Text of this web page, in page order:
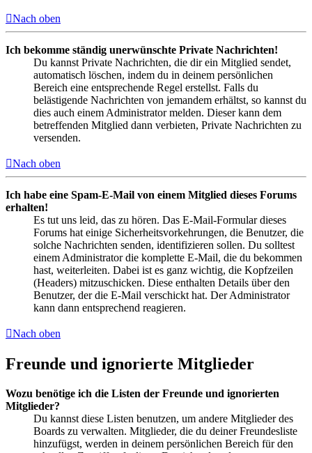
Nach oben
Ich bekomme ständig unerwünschte Private Nachrichten!
Du kannst Private Nachrichten, die dir ein Mitglied sendet,
automatisch löschen, indem du in deinem persönlichen
Bereich eine entsprechende Regel erstellst. Falls du
belästigende Nachrichten von jemandem erhältst, so kannst du
dies auch einem Administrator melden. Dieser kann dem
betreffenden Mitglied dann verbieten, Private Nachrichten zu
versenden.
Nach oben
Ich habe eine Spam-E-Mail von einem Mitglied dieses Forums
erhalten!
Es tut uns leid, das zu hören. Das E-Mail-Formular dieses
Forums hat einige Sicherheitsvorkehrungen, die Benutzer, die
solche Nachrichten senden, identifizieren sollen. Du solltest
einem Administrator die komplette E-Mail, die du bekommen
hast, weiterleiten. Dabei ist es ganz wichtig, die Kopfzeilen
(Headers) mitzuschicken. Diese enthalten Details über den
Benutzer, der die E-Mail verschickt hat. Der Administrator
kann dann entsprechend reagieren.
Nach oben
Freunde und ignorierte Mitglieder
Wozu benötige ich die Listen der Freunde und ignorierten
Mitglieder?
Du kannst diese Listen benutzen, um andere Mitglieder des
Boards zu verwalten. Mitglieder, die du deiner Freundesliste
hinzufügst, werden in deinem persönlichen Bereich für den